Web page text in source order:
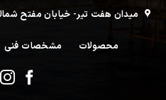
میدان هفت تیر- خیابان مفتح شمالی -
محصولات مشخصات فنی